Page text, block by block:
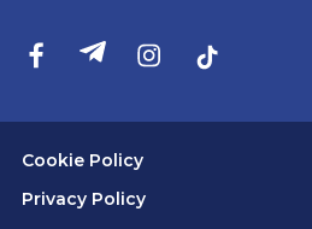
Cookie Policy
Privacy Policy